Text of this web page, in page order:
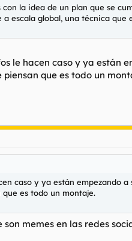
la idea de un plan que se
global, una técnica que
le hacen caso y ya están
que es todo un
caso y ya están empezando a
es todo un montaje.
memes en las redes